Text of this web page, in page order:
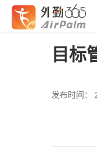
目标
发布时间：